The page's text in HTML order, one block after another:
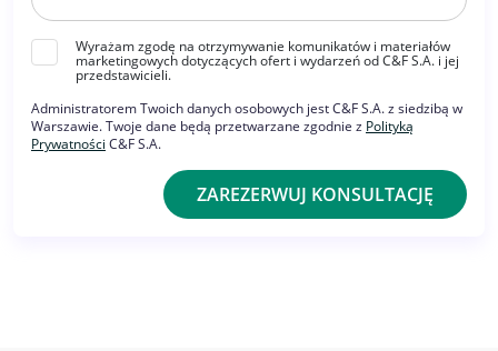
Wyrażam zgodę na otrzymywanie komunikatów i materiałów
marketingowych dotyczących ofert i wydarzeń od C&F S.A. i jej
przedstawicieli.
Administratorem Twoich danych osobowych jest C&F S.A. z siedzibą w
Warszawie. Twoje dane będą przetwarzane zgodnie z Polityką
Prywatności C&F S.A.
ZAREZERWUJ KONSULTACJĘ